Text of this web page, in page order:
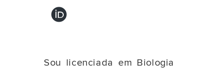
Sou licenciada em Biologia